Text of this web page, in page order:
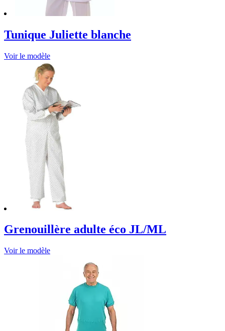
Tunique Juliette blanche
Voir le modèle
Grenouillère adulte éco JL/ML
Voir le modèle